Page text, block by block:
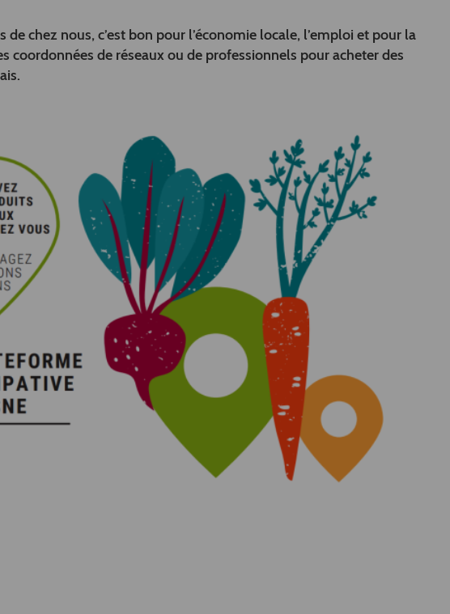
chez nous, c’est bon pour l’économie locale, l’emploi et pour la
coordonnées de réseaux ou de professionnels pour acheter des